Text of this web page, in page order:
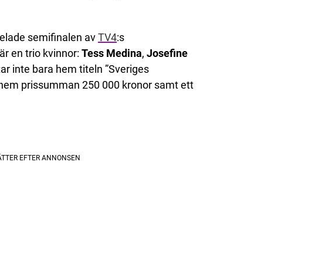
semifinalen avTV4:s
en trio kvinnor: Tess Medina, Josefine
inte bara hem titeln ”Sveriges
prissumman 250 000 kronor samt ett